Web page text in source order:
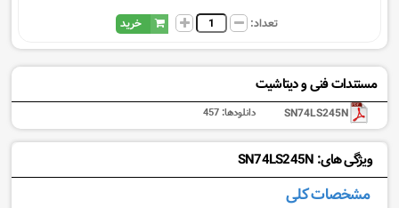
تعداد: خرید
مستندات فنی و دیتاشیت
SN74LS245N دانلودها: 457
ویژگی های: SN74LS245N
مشخصات کلی